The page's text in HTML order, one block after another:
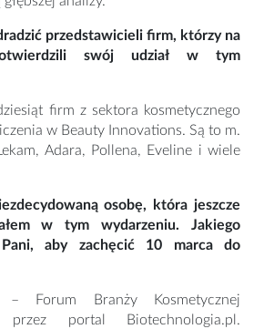
przedstawicieli firm, którzy na
swój udział w tym
firm z sektora kosmetycznego
w Beauty Innovations. Są to m.
Adara, Pollena, Eveline i wiele
osobę, która jeszcze
w tym wydarzeniu. Jakiego
Pani, aby zachęcić 10 marca do
– Forum Branży Kosmetycznej
portal Biotechnologia.pl.